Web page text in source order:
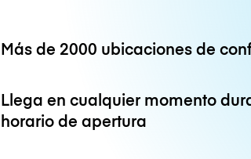
Más de 2000 ubicaciones de
Llega en cualquier momento
horario de apertura